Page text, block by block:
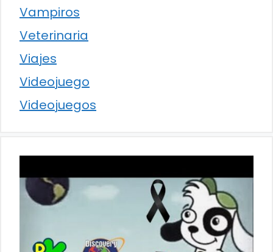
Vampiros
Veterinaria
Viajes
Videojuego
Videojuegos